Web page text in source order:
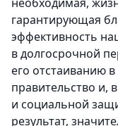
гарантирующая
эффективность
в долгосрочной
его отстаиванию
правительство и,
и социальной
результат,